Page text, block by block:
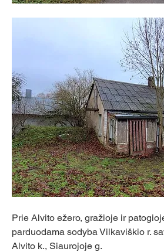
Prie Alvito ežero, gražioje ir
parduodama sodyba Vilkaviškio r.
Alvito k., Siaurojoje g.
Apie
Welcome to the group! You can
Sužinokite daugiau